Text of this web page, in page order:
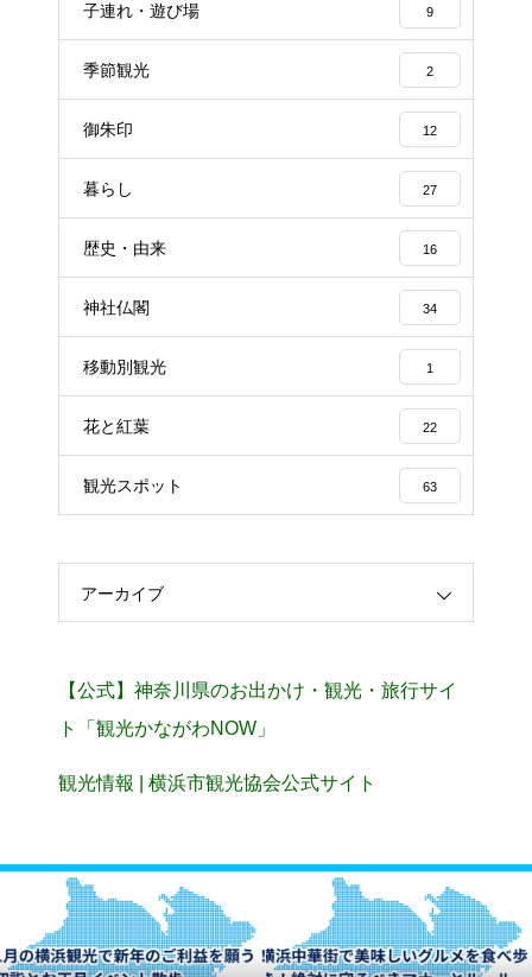
子連れ・遊び場 9
季節観光 2
御朱印 12
暮らし 27
歴史・由来 16
神社仏閣 34
移動別観光 1
花と紅葉 22
観光スポット 63
アーカイブ
【公式】神奈川県のお出かけ・観光・旅行サイ
ト「観光かながわNOW」
観光情報 | 横浜市観光協会公式サイト